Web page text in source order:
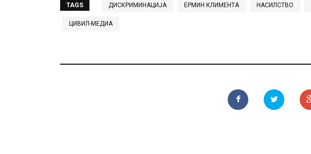
TAGS ДИСКРИМИНАЦИЈА ЕРМИН КЛИМЕНТА НАСИЛСТВО
ЦИВИЛ-МЕДИА